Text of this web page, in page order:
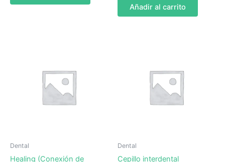
Añadir al carrito
Dental
Healing (Conexión de
Dental
Cepillo interdental